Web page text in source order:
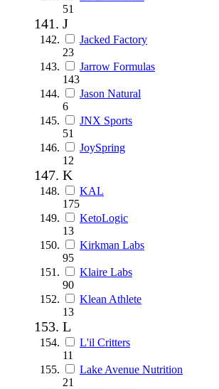
51
J
Jacked Factory
23
Jarrow Formulas
143
Jason Natural
6
JNX Sports
51
JoySpring
12
K
KAL
175
KetoLogic
13
Kirkman Labs
95
Klaire Labs
90
Klean Athlete
13
L
L'il Critters
11
Lake Avenue Nutrition
21